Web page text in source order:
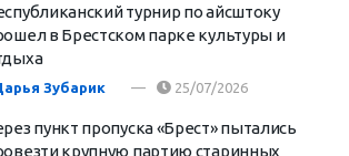
турнир по айсштоку
в Брестском парке культуры и
Зубарик 25/07/2026
пункт пропуска «Брест» пытались
крупную партию старинных